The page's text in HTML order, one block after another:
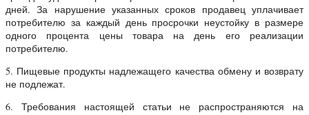
дней. За нарушение указанных сроков продавец уплачивает
потребителю за каждый день просрочки неустойку в размере
одного процента цены товара на день его реализации
потребителю.
5. Пищевые продукты надлежащего качества обмену и возврату
не подлежат.
6. Требования настоящей статьи не распространяются на